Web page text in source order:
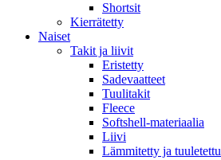
Shortsit
Kierrätetty
Naiset
Takit ja liivit
Eristetty
Sadevaatteet
Tuulitakit
Fleece
Softshell-materiaalia
Liivi
Lämmitetty ja tuuletettu